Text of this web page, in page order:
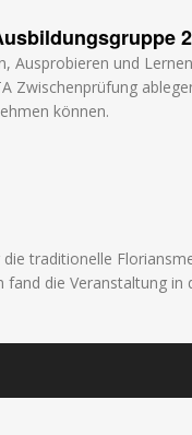
Ausprobieren und
Zwischenprüfung
können.
traditionelle
die Veranstaltung in